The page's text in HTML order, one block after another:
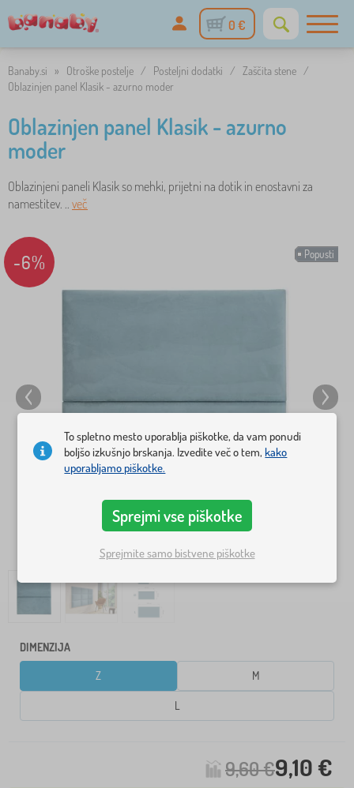
0 €
Banaby.si » Otroške postelje / Posteljni dodatki / Zaščita stene /
Oblazinjen panel Klasik - azurno moder
Oblazinjen panel Klasik - azurno
moder
Oblazinjeni paneli Klasik so mehki, prijetni na dotik in enostavni za
namestitev. .. več
Popusti
-6%
DIMENZIJA
Z M
L
9,60 €9,10 €
To spletno mesto uporablja piškotke, da vam ponudi
boljšo izkušnjo brskanja. Izvedite več o tem,kako
uporabljamo piškotke.
Sprejmi vse piškotke
Sprejmite samo bistvene piškotke